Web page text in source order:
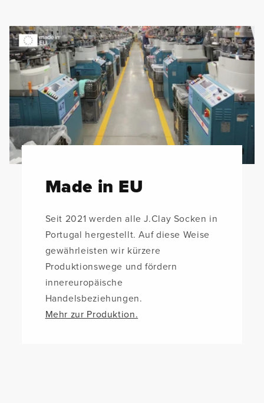
Made in EU
Seit 2021 werden alle J.Clay Socken in
Portugal hergestellt. Auf diese Weise
gewährleisten wir kürzere
Produktionswege und fördern
innereuropäische
Handelsbeziehungen.
Mehr zur Produktion.